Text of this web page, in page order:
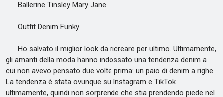
Ballerine Tinsley Mary Jane
Outfit Denim Funky
Ho salvato il miglior look da ricreare per ultimo. Ultimamente,
gli amanti della moda hanno indossato una tendenza denim a
cui non avevo pensato due volte prima: un paio di denim a righe.
La tendenza è stata ovunque su Instagram e TikTok
ultimamente, quindi non sorprende che stia prendendo piede nel